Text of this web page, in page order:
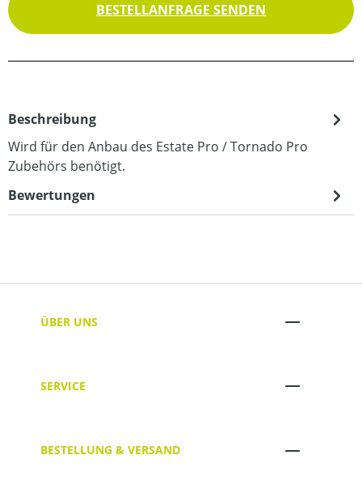
BESTELLANFRAGE SENDEN
Beschreibung
Wird für den Anbau des Estate Pro / Tornado Pro
Zubehörs benötigt.
Bewertungen
ÜBER UNS
SERVICE
BESTELLUNG & VERSAND